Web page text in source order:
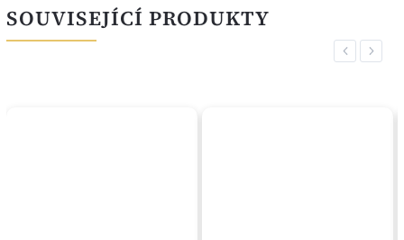
SOUVISEJÍCÍ PRODUKTY
Previous
Next